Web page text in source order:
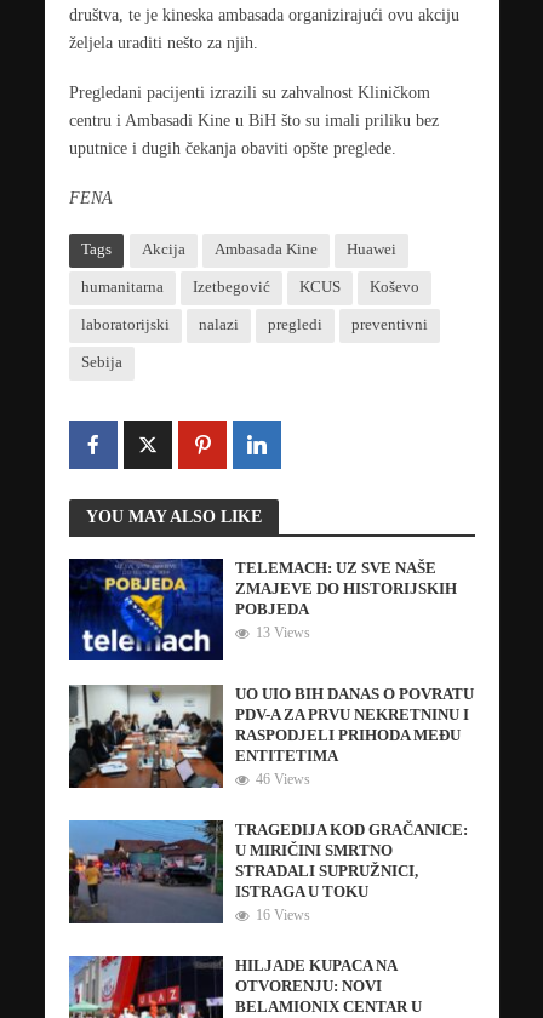
društva, te je kineska ambasada organizirajući ovu akciju
željela uraditi nešto za njih.
Pregledani pacijenti izrazili su zahvalnost Kliničkom
centru i Ambasadi Kine u BiH što su imali priliku bez
uputnice i dugih čekanja obaviti opšte preglede.
FENA
Tags Akcija Ambasada Kine Huawei
humanitarna Izetbegović KCUS Koševo
laboratorijski nalazi pregledi preventivni
Sebija
YOU MAY ALSO LIKE
TELEMACH: UZ SVE NAŠE
ZMAJEVE DO HISTORIJSKIH
POBJEDA
13 Views
UO UIO BIH DANAS O POVRATU
PDV-A ZA PRVU NEKRETNINU I
RASPODJELI PRIHODA MEĐU
ENTITETIMA
46 Views
TRAGEDIJA KOD GRAČANICE:
U MIRIČINI SMRTNO
STRADALI SUPRUŽNICI,
ISTRAGA U TOKU
16 Views
HILJADE KUPACA NA
OTVORENJU: NOVI
BELAMIONIX CENTAR U